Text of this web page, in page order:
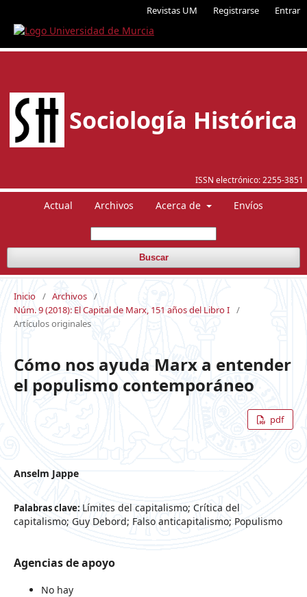
Revistas UM Registrarse Entrar
ISSN electrónico: 2255-3851
Sociología Histórica
Actual Archivos Acerca de Envíos
Buscar
Inicio / Archivos /
Núm. 9 (2018): El Capital de Marx, 151 años del Libro I /
Artículos originales
Cómo nos ayuda Marx a entender
el populismo contemporáneo
pdf
Anselm Jappe
Palabras clave: Límites del capitalismo; Crítica del
capitalismo; Guy Debord; Falso anticapitalismo; Populismo
Agencias de apoyo
No hay